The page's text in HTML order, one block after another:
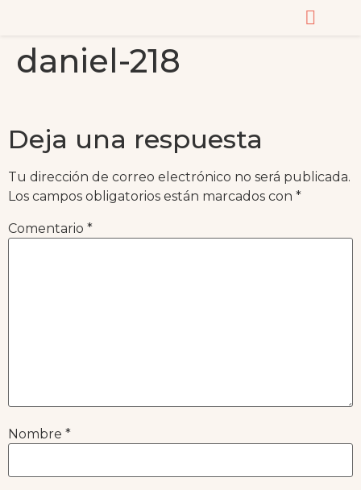
daniel-218
Deja una respuesta
Tu dirección de correo electrónico no será publicada.
Los campos obligatorios están marcados con *
Comentario *
Nombre *